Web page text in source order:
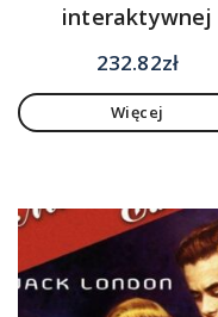
interaktywnej
232.82zł
Więcej